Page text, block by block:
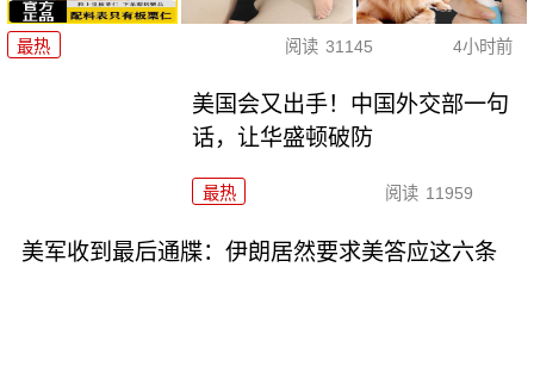
最热 阅读 31145 4小时前
美国会又出手！中国外交部一句
话，让华盛顿破防
最热 阅读 11959
美军收到最后通牒：伊朗居然要求美答应这六条